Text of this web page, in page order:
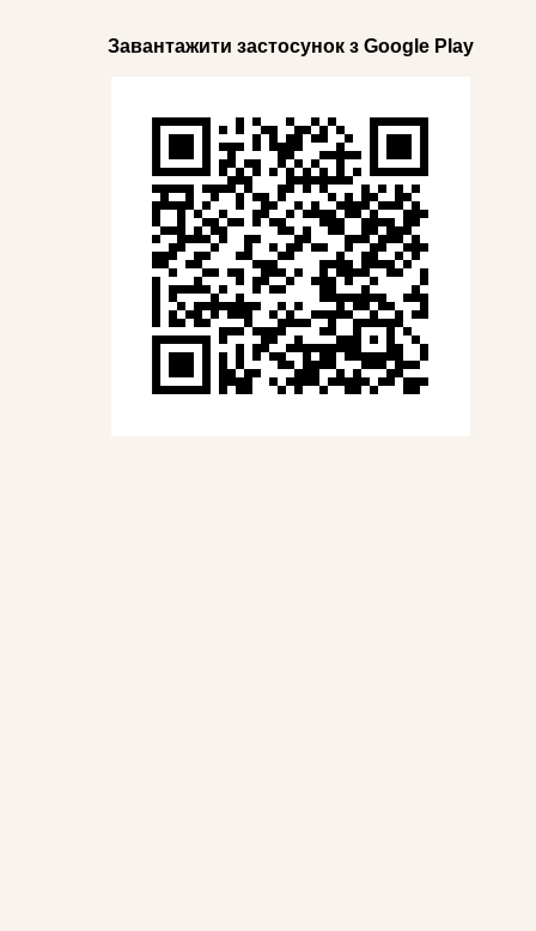
Завантажити застосунок з Google Play